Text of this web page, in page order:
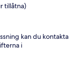
tillåtna)
kan du kontakta
i